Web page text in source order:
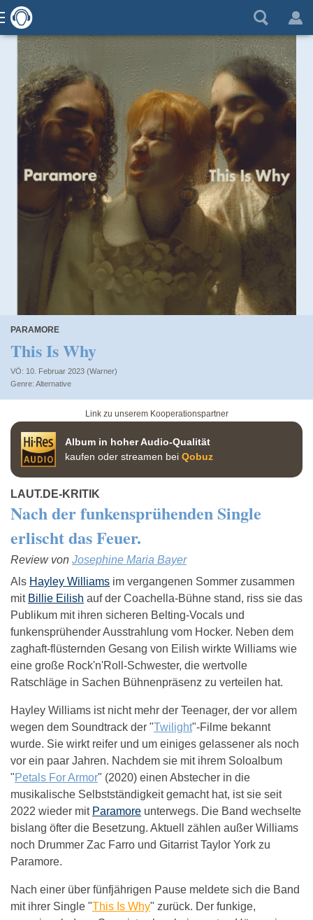
PARAMORE
This Is Why
VÖ: 10. Februar 2023 (Warner)
Alternative
Link zu unserem Kooperationspartner
Album in hoher Audio-Qualität
kaufen oder streamen bei Qobuz
LAUT.DE-KRITIK
Nach der funkensprühenden Single
erlischt das Feuer.
Review von Josephine Maria Bayer
Als Hayley Williams im vergangenen Sommer zusammen
mit Billie Eilish auf der Coachella-Bühne stand, riss sie das
Publikum mit ihren sicheren Belting-Vocals und
funkensprühender Ausstrahlung vom Hocker. Neben dem
zaghaft-flüsternden Gesang von Eilish wirkte Williams wie
eine große Rock'n'Roll-Schwester, die wertvolle
Ratschläge in Sachen Bühnenpräsenz zu verteilen hat.
Hayley Williams ist nicht mehr der Teenager, der vor allem
wegen dem Soundtrack der "Twilight"-Filme bekannt
wurde. Sie wirkt reifer und um einiges gelassener als noch
vor ein paar Jahren. Nachdem sie mit ihrem Soloalbum
"Petals For Armor" (2020) einen Abstecher in die
musikalische Selbstständigkeit gemacht hat, ist sie seit
2022 wieder mit Paramore unterwegs. Die Band wechselte
bislang öfter die Besetzung. Aktuell zählen außer Williams
noch Drummer Zac Farro und Gitarrist Taylor York zu
Paramore.
Nach einer über fünfjährigen Pause meldete sich die Band
mit ihrer Single "This Is Why" zurück. Der funkige,